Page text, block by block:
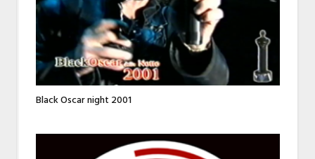
Black Oscar night 2001